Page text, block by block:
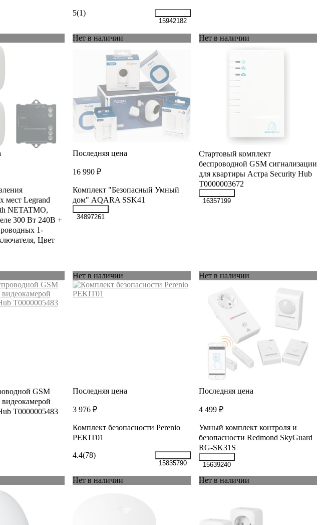
5(1)
15942182
мест Legrand
NETATMO,
300 Вт 240В +
1-
Цвет
Нет в наличии
Последняя цена
16 990 ₽
Комплект "Безопасный Умный
дом" AQARA SSK41
34897261
Нет в наличии
Стартовый комплект
беспроводной GSM сигнализации
для квартиры Астра Security Hub
Т0000003672
16357199
GSM
Т0000005483
Нет в наличии
Последняя цена
3 976 ₽
Комплект безопасности Perenio
PEKIT01
4.4(78)
15835790
Нет в наличии
Последняя цена
4 499 ₽
Умный комплект контроля и
безопасности Redmond SkyGuard
RG-SK31S
15639240
Нет в наличии Нет в наличии